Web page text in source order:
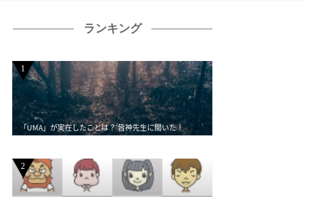
ランキング
1
「UMA」が実在したことは？ 皆神先生に聞いた！
2